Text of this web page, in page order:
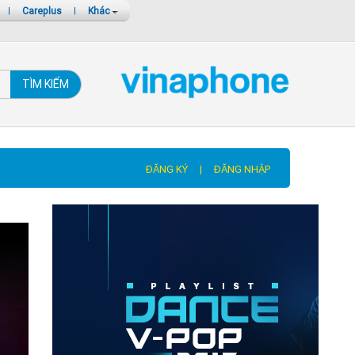
| Careplus | Khác
TÌM KIẾM
ĐĂNG KÝ | ĐĂNG NHẬP